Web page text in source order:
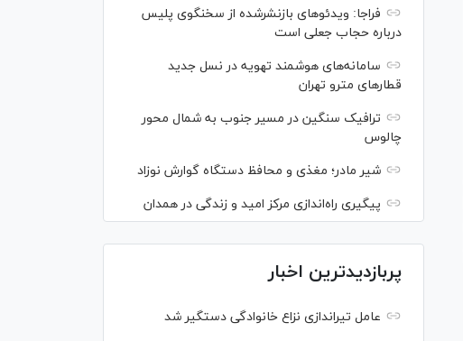
فراجا: ویدئو‌های بازنشرشده از سخنگوی پلیس
درباره حجاب جعلی است
سامانه‌های هوشمند تهویه در نسل جدید
قطار‌های مترو تهران
ترافیک سنگین در مسیر جنوب به شمال محور
چالوس
شیر مادر؛ مغذی و محافظ دستگاه گوارش نوزاد
پیگیری راه‌اندازی مرکز امید و زندگی در همدان
پربازدیدترین اخبار
عامل تیراندازی نزاع خانوادگی دستگیر شد